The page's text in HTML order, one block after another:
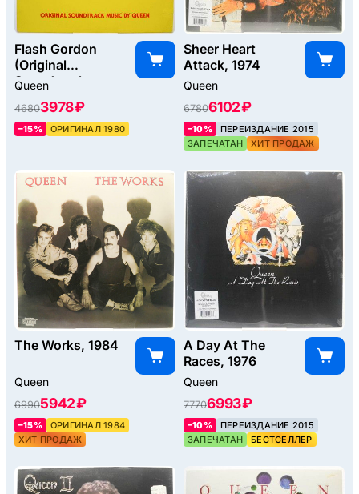
Flash Gordon
(Original
Soundtrack
Queen
46803978 ₽
–15% ОРИГИНАЛ 1980
Sheer Heart
Attack, 1974
Queen
67806102 ₽
–10%
ПЕРЕИЗДАНИЕ 2015
ЗАПЕЧАТАН
ХИТ ПРОДАЖ
The Works, 1984
Queen
69905942 ₽
–15%
ОРИГИНАЛ 1984
ХИТ ПРОДАЖ
A Day At The
Races, 1976
Queen
77706993 ₽
–10%
ПЕРЕИЗДАНИЕ 2015
ЗАПЕЧАТАН
БЕСТСЕЛЛЕР